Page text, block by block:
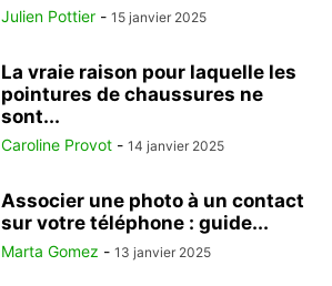
Julien Pottier - 15 janvier 2025
La vraie raison pour laquelle les
pointures de chaussures ne
sont...
Caroline Provot - 14 janvier 2025
Associer une photo à un contact
sur votre téléphone : guide...
Marta Gomez - 13 janvier 2025